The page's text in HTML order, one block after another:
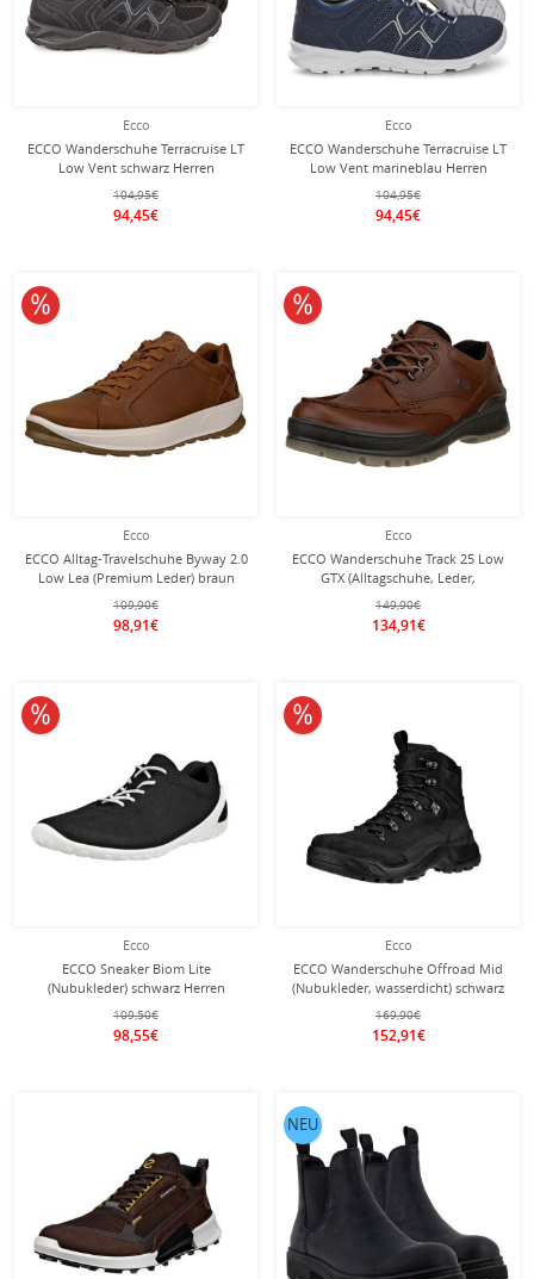
Ecco
ECCO Wanderschuhe Terracruise LT
Low Vent schwarz Herren
104,95€
94,45€
Ecco
ECCO Wanderschuhe Terracruise LT
Low Vent marineblau Herren
104,95€
94,45€
Ecco
ECCO Alltag-Travelschuhe Byway 2.0
Low Lea (Premium Leder) braun
Herren
109,90€
98,91€
10% reduziert
Ecco
ECCO Wanderschuhe Track 25 Low
GTX (Alltagschuhe, Leder,
wasserdicht) dunkelbraun Herren
149,90€
134,91€
10% reduziert
Ecco
ECCO Sneaker Biom Lite
(Nubukleder) schwarz Herren
109,50€
98,55€
10% reduziert
Ecco
ECCO Wanderschuhe Offroad Mid
(Nubukleder, wasserdicht) schwarz
Herren
169,90€
152,91€
10% reduziert
NEU